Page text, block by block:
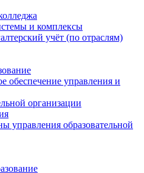
и комплексы
учёт (по отраслям)
обеспечение управления и
организации
управления образовательной